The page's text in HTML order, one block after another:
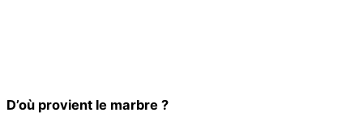
D’où provient le marbre ?